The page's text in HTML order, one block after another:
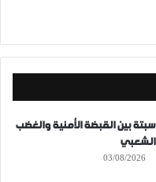
سبتة بين القبضة الأمنية والغضب
الشعبي
03/08/2026